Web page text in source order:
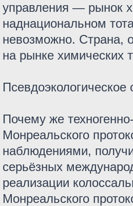
управления — рынок
наднациональном
невозможно. Страна,
на рынке химических
Почему же
Монреальского
наблюдениями,
серьёзных
реализации
Монреальского